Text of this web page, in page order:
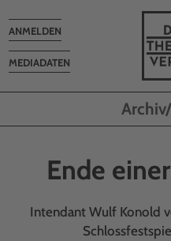
MEDIADATEN
Toggle
navigation
ANMELDEN
Ende
Intendant Wulf Konold